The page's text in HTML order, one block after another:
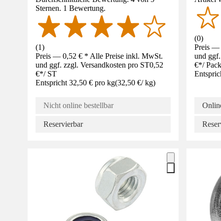
Sternen. 1 Bewertung.
(1)
Preis — 0,52 € * Alle Preise inkl. MwSt.
und ggf. zzgl. Versandkosten pro ST0,52
€*/ ST
Entspricht 32,50 € pro kg(32,50 €/ kg)
Nicht online bestellbar
Reservierbar
(0)
Preis —
und
€*/ Pack